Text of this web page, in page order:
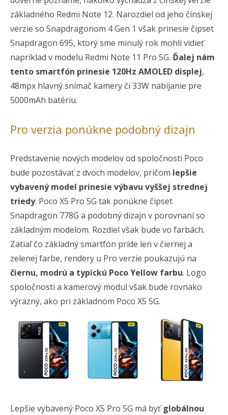
základného Redmi Note 12. Narozdiel od jeho čínskej
verzie so Snapdragonom 4 Gen 1 však prinesie čipset
Snapdragon 695, ktorý sme minulý rok mohli vidieť
napríklad v modelu Redmi Note 11 Pro 5G. Ďalej nám
tento smartfón prinesie 120Hz AMOLED displej,
48mpx hlavný snímač kamery či 33W nabíjanie pre
5000mAh batériu.
Pro verzia ponúkne podobný dizajn
Predstavenie nových modelov od spoločnosti Poco
bude pozostávať z dvoch modelov, pričom lepšie
vybavený model prinesie výbavu vyššej strednej
triedy. Poco X5 Pro 5G tak ponúkne čipset
Snapdragon 778G a podobný dizajn v porovnaní so
základným modelom. Rozdiel však bude vo farbách.
Zatiaľ čo základný smartfón príde len v čiernej a
zelenej farbe, rendery u Pro verzie poukazujú na
čiernu, modrú a typickú Poco Yellow farbu. Logo
spoločnosti a kamerový modul však bude rovnako
výrazný, ako pri základnom Poco X5 5G.
Lepšie vybavený Poco X5 Pro 5G má byťglobálnou